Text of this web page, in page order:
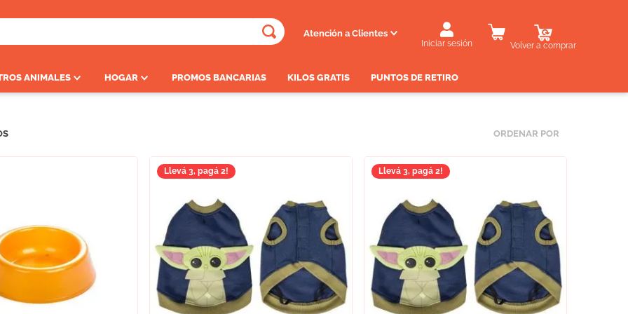
Atención a Clientes
Iniciar sesión Volver a comprar
ANIMALES HOGAR PROMOS BANCARIAS KILOS GRATIS PUNTOS DE RETIRO
ORDENAR POR
Llevá 3, pagá 2! Llevá 3, pagá 2!